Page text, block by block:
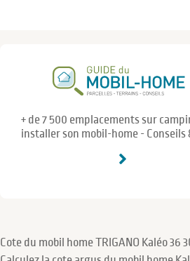
+ de 7 500 emplacements sur
installer son mobil-home - Conseils
Cote du mobil home TRIGANO Kaléo 36